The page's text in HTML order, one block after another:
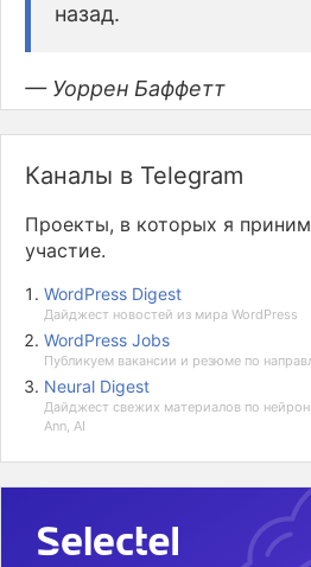
назад.
— Уоррен Баффетт
Каналы в Telegram
Проекты, в которых я
участие.
WordPress Digest
Дайджест новостей из мира WordPress
WordPress Jobs
Публикуем вакансии и резюме по
Neural Digest
Дайджест свежих материалов по
Ann, AI